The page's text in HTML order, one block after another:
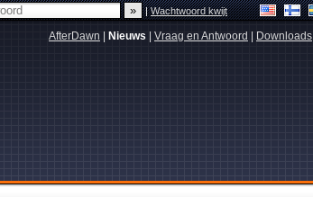
|Wachtwoord kwijt
AfterDawn Nieuws Vraag en Antwoord Downloads